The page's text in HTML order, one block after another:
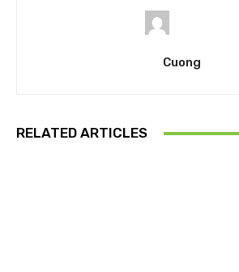
Cuong
RELATED ARTICLES